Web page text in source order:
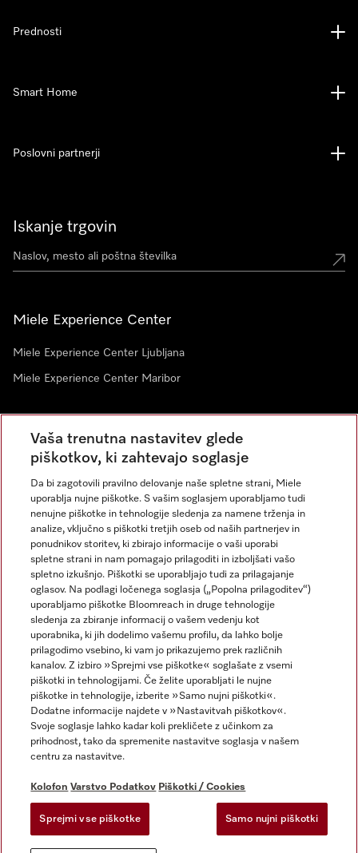
Iskanje trgovin
Miele Experience Center
Miele Experience Center Ljubljana
Miele Experience Center Maribor
Novice
Prednosti
Smart Home
Poslovni partnerji
Kolofon
Splošni pogoji poslovanja
Pogoji uporabe
Zakon o digitalnih storitvah
Miele na Instagramu
Miele na Facebooku
Vaša trenutna nastavitev glede
piškotkov, ki zahtevajo soglasje
Da bi zagotovili pravilno delovanje naše spletne strani, Miele
uporablja nujne piškotke. S vašim soglasjem uporabljamo tudi
nenujne piškotke in tehnologije sledenja za namene trženja in
analize, vključno s piškotki tretjih oseb od naših partnerjev in
ponudnikov storitev, ki zbirajo informacije o vaši uporabi
spletne strani in nam pomagajo prilagoditi in izboljšati vašo
spletno izkušnjo. Piškotki se uporabljajo tudi za prilagajanje
oglasov. Na podlagi ločenega soglasja („Popolna prilagoditev“)
uporabljamo piškotke Bloomreach in druge tehnologije
sledenja za zbiranje informacij o vašem vedenju kot
uporabnika, ki jih dodelimo vašemu profilu, da lahko bolje
prilagodimo vsebino, ki vam jo prikazujemo prek različnih
kanalov. Z izbiro »Sprejmi vse piškotke« soglašate z vsemi
piškotki in tehnologijami. Če želite uporabljati le nujne
piškotke in tehnologije, izberite »Samo nujni piškotki«.
Dodatne informacije najdete v »Nastavitvah piškotkov«.
Svoje soglasje lahko kadar koli prekličete z učinkom za
prihodnost, tako da spremenite nastavitve soglasja v našem
centru za nastavitve.
Kolofon Varstvo Podatkov Piškotki / Cookies
Sprejmi vse piškotke Samo nujni piškotki